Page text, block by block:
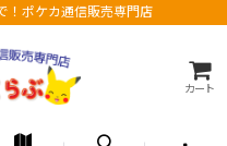
！ポケカ通信販売専門店
カート